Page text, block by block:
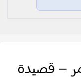
– قصيدة